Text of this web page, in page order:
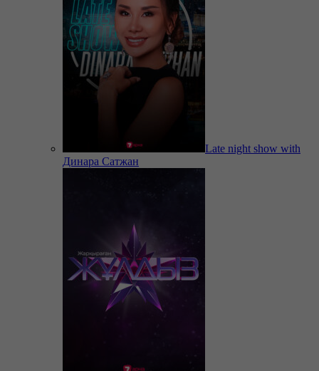
Late night show with
Динара Сатжан